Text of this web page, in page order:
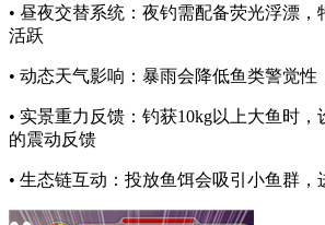
• 昼夜交替系统：夜钓需配备荧光浮漂
活跃
• 动态天气影响：暴雨会降低鱼类警觉
• 实景重力反馈：钓获10kg以上大鱼时
的震动反馈
• 生态链互动：投放鱼饵会吸引小鱼群